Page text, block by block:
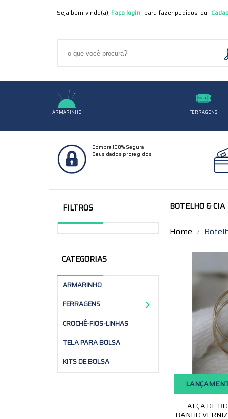
Seja bem-vindo(a), Faça login
ARMARINHO FERRAGENS
Compra 100% Segura
Seus dados protegidos
CATEGORIAS
ARMARINHO
FERRAGENS
CROCHÊ-FIOS-LINHAS
TELA PARA BOLSA
KITS DE BOLSA
BOTELHO & CIA
Home
ALÇA DE
BANHO